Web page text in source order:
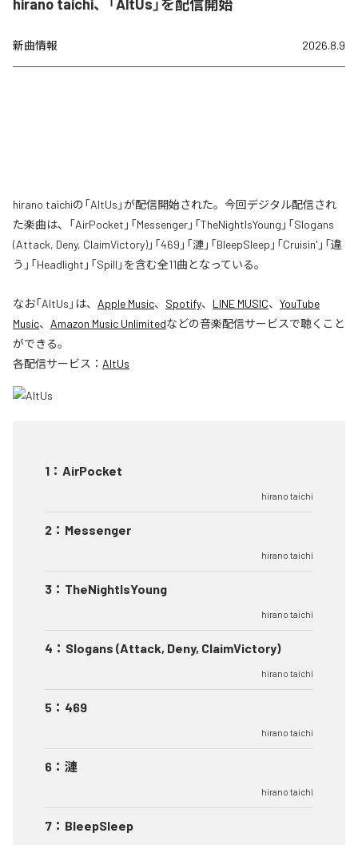
hirano taichi、「AltUs」を配信開始
新曲情報 2026.8.9
hirano taichiの「AltUs」が配信開始された。今回デジタル配信され
た楽曲は、「AirPocket」「Messenger」「TheNightIsYoung」「Slogans
(Attack, Deny, ClaimVictory)」「469」「漣」「BleepSleep」「Cruisin'」「違
う」「Headlight」「Spill」を含む全11曲となっている。
なお「AltUs 」は、 Apple Music、 Spotify、 LINE MUSIC、 YouTube
Music、 Amazon Music Unlimitedなどの音楽配信サービスで聴くこと
ができる。
各配信サービス： AltUs
1 ： AirPocket
hirano taichi
2 ： Messenger
hirano taichi
3 ： TheNightIsYoung
hirano taichi
4 ： Slogans (Attack, Deny, ClaimVictory)
hirano taichi
5 ： 469
hirano taichi
6 ： 漣
hirano taichi
7 ： BleepSleep